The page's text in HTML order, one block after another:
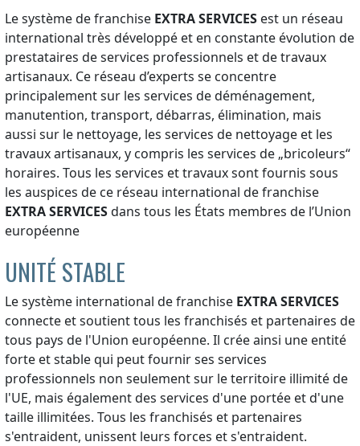
Le système de franchise EXTRA SERVICES est un réseau
international très développé et en constante évolution de
prestataires de services professionnels et de travaux
artisanaux. Ce réseau d’experts se concentre
principalement sur les services de déménagement,
manutention, transport, débarras, élimination, mais
aussi sur le nettoyage, les services de nettoyage et les
travaux artisanaux, y compris les services de „bricoleurs“
horaires. Tous les services et travaux sont fournis sous
les auspices de ce réseau international de franchise
EXTRA SERVICESdans tous les États membres de l’Union
européenne
UNITÉ STABLE
Le système international de franchise EXTRA SERVICES
connecte et soutient tous les franchisés et partenaires de
tous pays de l'Union européenne. Il crée ainsi une entité
forte et stable qui peut fournir ses services
professionnels non seulement sur le territoire illimité de
l'UE, mais également des services d'une portée et d'une
taille illimitées. Tous les franchisés et partenaires
s'entraident, unissent leurs forces et s'entraident.